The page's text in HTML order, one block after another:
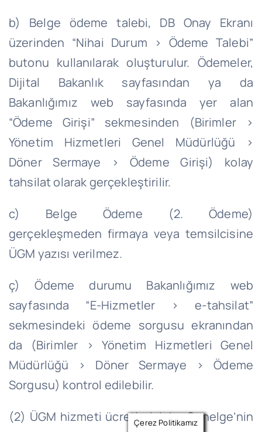
b) Belge ödeme talebi, DB Onay Ekranı
üzerinden “Nihai Durum > Ödeme Talebi”
butonu kullanılarak oluşturulur. Ödemeler,
Dijital Bakanlık sayfasından ya da
Bakanlığımız web sayfasında yer alan
“Ödeme Girişi” sekmesinden (Birimler >
Yönetim Hizmetleri Genel Müdürlüğü >
Döner Sermaye > Ödeme Girişi) kolay
tahsilat olarak gerçekleştirilir.
c) Belge Ödeme (2. Ödeme)
gerçekleşmeden firmaya veya temsilcisine
ÜGM yazısı verilmez.
ç) Ödeme durumu Bakanlığımız web
sayfasında “E-Hizmetler > e-tahsilat”
sekmesindeki ödeme sorgusu ekranından
da (Birimler > Yönetim Hizmetleri Genel
Müdürlüğü > Döner Sermaye > Ödeme
Sorgusu) kontrol edilebilir.
(2) ÜGM hizmeti ücretleri, işbu Genelge’nin
Çerez Politikamız